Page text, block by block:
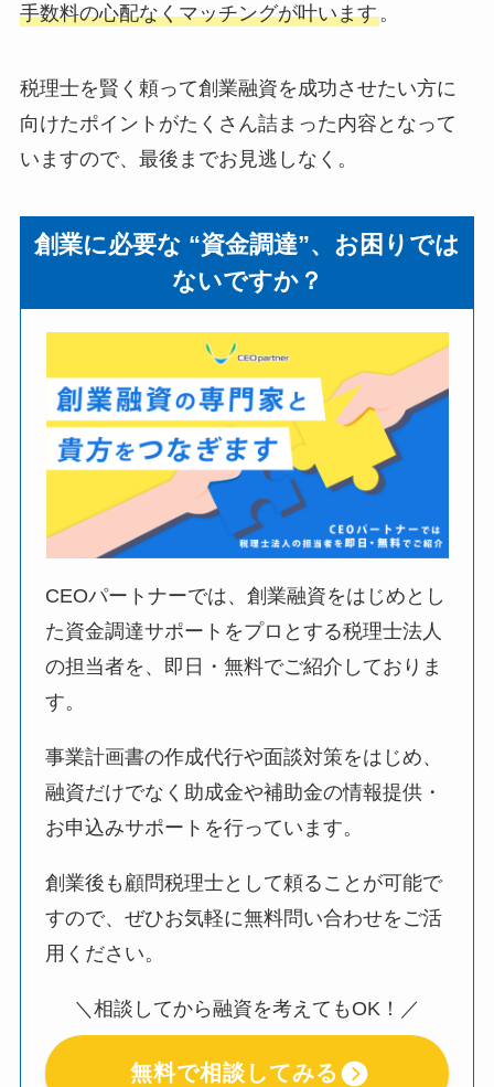
手数料の心配なくマッチングが叶います。
税理士を賢く頼って創業融資を成功させたい方に
向けたポイントがたくさん詰まった内容となって
いますので、最後までお見逃しなく。
創業に必要な “資金調達”、お困りでは
ないですか？
CEOパートナーでは、創業融資をはじめとし
た資金調達サポートをプロとする税理士法人
の担当者を、即日・無料でご紹介しておりま
す。
事業計画書の作成代行や面談対策をはじめ、
融資だけでなく助成金や補助金の情報提供・
お申込みサポートを行っています。
創業後も顧問税理士として頼ることが可能で
すので、ぜひお気軽に無料問い合わせをご活
用ください。
＼相談してから融資を考えてもOK！／
無料で相談してみる